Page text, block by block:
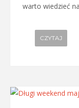
warto wiedzieć
CZYTAJ